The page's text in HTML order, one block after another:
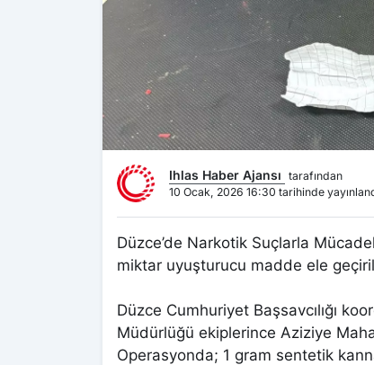
Ihlas Haber Ajansı tarafından
10 Ocak, 2026 16:30 tarihinde
Düzce’de Narkotik Suçlarla
miktar uyuşturucu madde ele
Düzce Cumhuriyet Başsavcılığı
Müdürlüğü ekiplerince Aziziye
Operasyonda; 1 gram sentetik